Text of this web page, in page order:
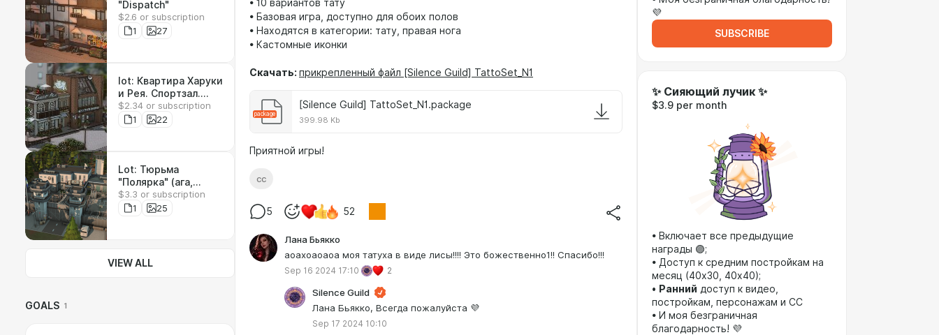
"Dispatch"
$2.6 or subscription
1
27
lot: Квартира Харуки
и Рея. Спортзал.
Студия рисования
$2.34 or subscription
1
22
Lot: Тюрьма
"Полярка" (ага,
прикиньте)
$3.3 or subscription
1
25
VIEW ALL
GOALS 1
• 10 вариантов тату
• Базовая игра, доступно для обоих полов
• Находятся в категории: тату, правая нога
• Кастомные иконки
Скачать: прикрепленный файл [Silence Guild] TattoSet_N1
package
[Silence Guild] TattoSet_N1.package
399.98 Kb
Приятной игры!
cc
5 52
Лана Бьякко
аоахоаоаоа моя татуха в виде лисы!!!! Это божественно1!! Спасибо!!!
Sep 16 2024 17:10 2
Silence Guild
Лана Бьякко, Всегда пожалуйста 💜
Sep 17 2024 10:10
💜
SUBSCRIBE
✨ Сияющий лучик ✨
$3.9 per month
• Включает все предыдущие
награды 🟣;
• Доступ к средним постройкам на
месяц (40х30, 40х40);
• Ранний доступ к видео,
постройкам, персонажам и СС
• И моя безграничная
благодарность! 💜